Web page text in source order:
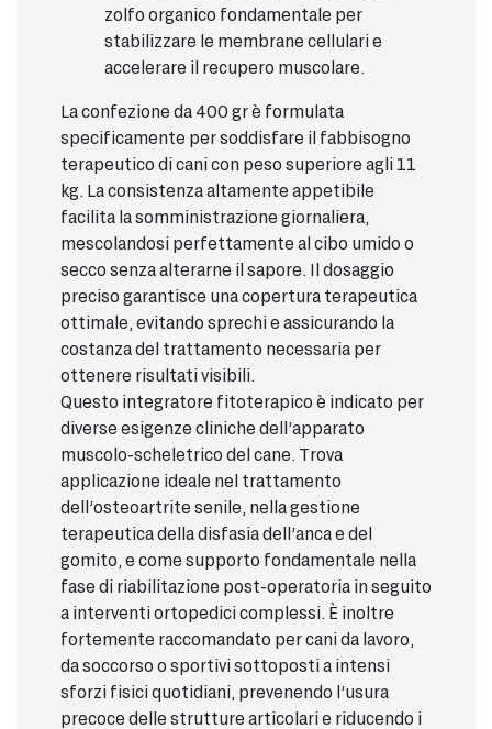
zolfo organico fondamentale per
stabilizzare le membrane cellulari e
accelerare il recupero muscolare.
La confezione da 400 gr è formulata
specificamente per soddisfare il fabbisogno
terapeutico di cani con peso superiore agli 11
kg. La consistenza altamente appetibile
facilita la somministrazione giornaliera,
mescolandosi perfettamente al cibo umido o
secco senza alterarne il sapore. Il dosaggio
preciso garantisce una copertura terapeutica
ottimale, evitando sprechi e assicurando la
costanza del trattamento necessaria per
ottenere risultati visibili.
Questo integratore fitoterapico è indicato per
diverse esigenze cliniche dell’apparato
muscolo-scheletrico del cane. Trova
applicazione ideale nel trattamento
dell’osteoartrite senile, nella gestione
terapeutica della disfasia dell’anca e del
gomito, e come supporto fondamentale nella
fase di riabilitazione post-operatoria in seguito
a interventi ortopedici complessi. È inoltre
fortemente raccomandato per cani da lavoro,
da soccorso o sportivi sottoposti a intensi
sforzi fisici quotidiani, prevenendo l’usura
precoce delle strutture articolari e riducendo i